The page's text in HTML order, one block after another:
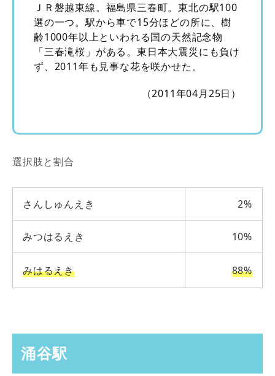
ＪＲ磐越東線。福島県三春町。東北の駅100
選の一つ。駅から車で15分ほどの所に、樹
齢1000年以上といわれる国の天然記念物
「三春滝桜」がある。東日本大震災にも負け
ず、2011年も見事な花を咲かせた。
（2011年04月25日）
選択肢と割合
さんしゅんえき 2%
みつはるえき 10%
みはるえき 88%
涌谷駅